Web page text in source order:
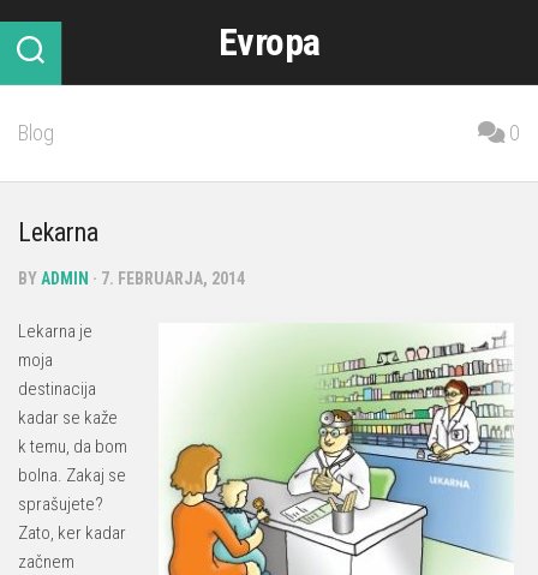
content
Evropa
Blog 0
Lekarna
BYADMIN · 7. FEBRUARJA, 2014
Lekarna je
moja
destinacija
kadar se kaže
k temu, da bom
bolna. Zakaj se
sprašujete?
Zato, ker kadar
začnem